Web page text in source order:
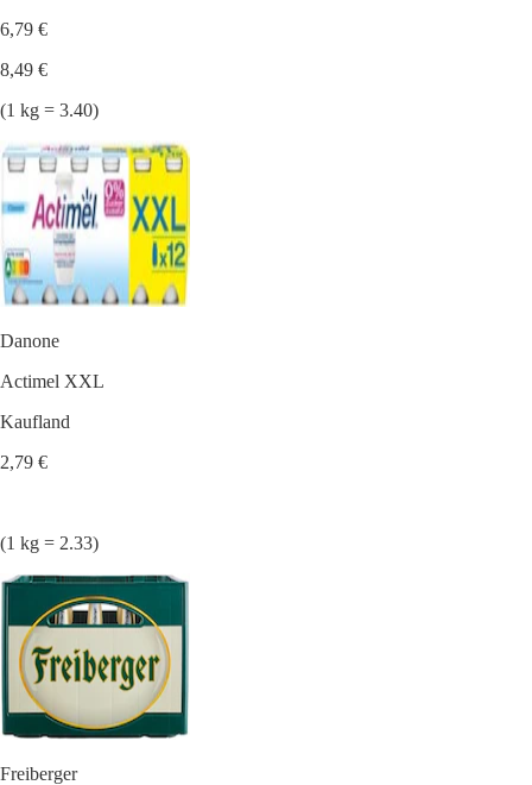
6,79 €
8,49 €
(1 kg = 3.40)
Danone
Actimel XXL
Kaufland
2,79 €
(1 kg = 2.33)
Freiberger